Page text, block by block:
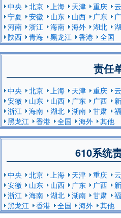
中央 北京 上海 天津 重庆
宁夏
安徽 山东 山西 广东
河南
浙江 海南 海外 湖北
陕西
青海 黑龙江 香港 全国
责任
中央 北京 上海 天津 重庆
安徽
山东 山西 广东 广西
浙江
海南 湖北 湖南 甘肃
黑龙江
香港 全国 海外 其他
610系统
中央 北京 上海 天津 重庆
安徽
山东 山西 广东 广西
浙江
海南 湖北 湖南 甘肃
黑龙江
香港 全国 海外 其他